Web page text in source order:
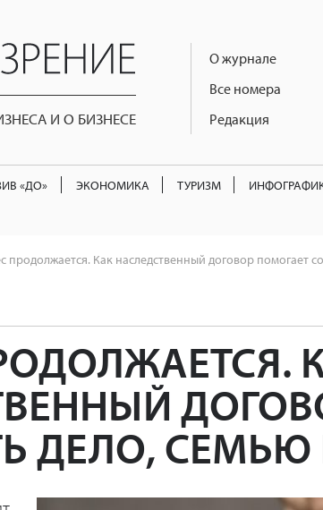
И О БИЗНЕСЕ
О журнале
Все номера
Редакция
«ДО» ЭКОНОМИКА ТУРИЗМ
продолжается. Как наследственный договор помогает
ДЕЛО, СЕМЬЮ